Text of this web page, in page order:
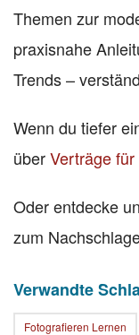
Themen zur
praxisnahe
Trends –
Wenn du tiefer
überVerträge
Oder entdecke
zum
Verwandte
Fotografieren Lernen